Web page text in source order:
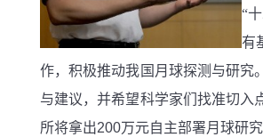
“
有
作，积极推动我国月球探测与研究
与建议，并希望科学家们找准切入
所将拿出200万元自主部署月球研